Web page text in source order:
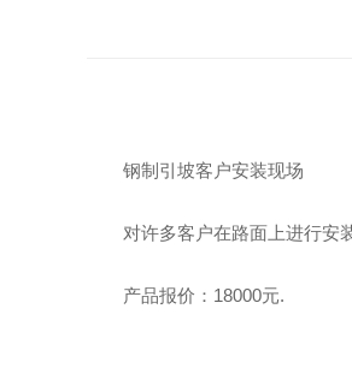
钢制引坡客户安装现场
对许多客户在路面上进行安
产品报价：18000元.